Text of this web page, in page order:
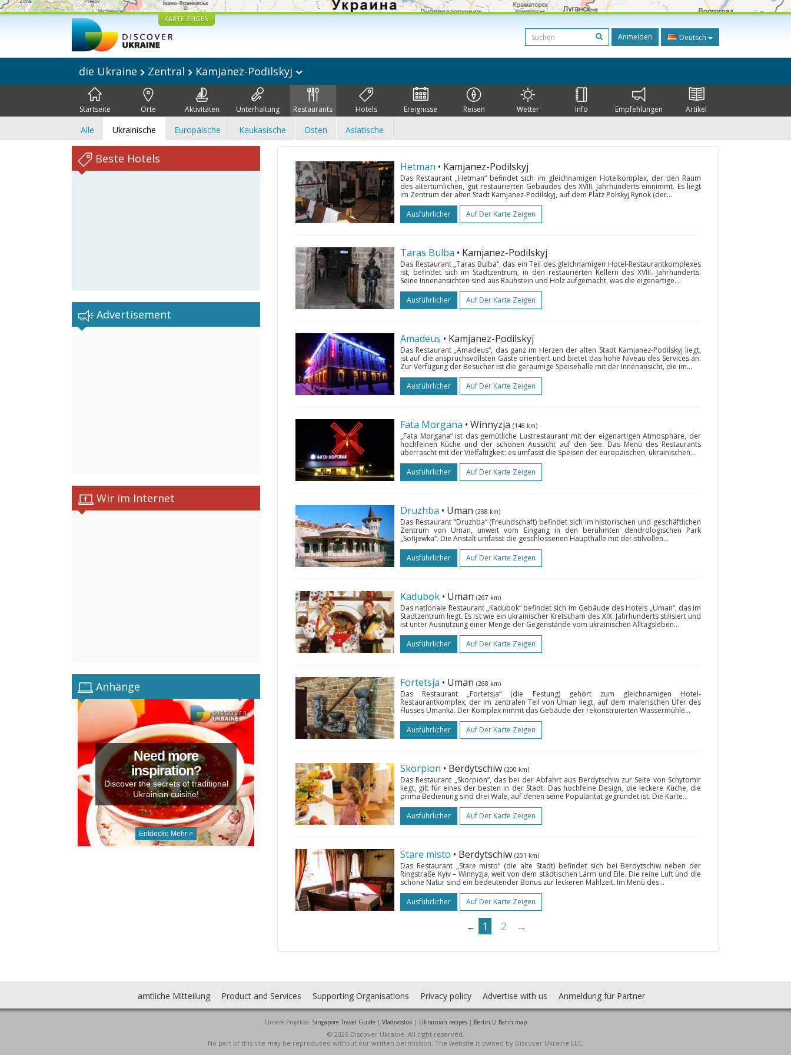
KARTE ZEIGEN
Anmelden Deutsch
die Ukraine Zentral Kamjanez-Podilskyj
Startseite Orte Aktivitäten Unterhaltung Restaurants Hotels Ereignisse Reisen Wetter Info Empfehlungen Artikel
Alle Ukrainische Europäische Kaukasische Osten Asiatische
Beste Hotels
Advertisement
Wir im Internet
Anhänge
Need more
inspiration?
Discover the secrets of traditional
Ukrainian cuisine!
Entdecke Mehr >
Hetman • Kamjanez-Podilskyj
Das Restaurant „Hetman“ befindet sich im gleichnamigen Hotelkomplex, der den Raum
des altertümlichen, gut restaurierten Gebäudes des XVIII. Jahrhunderts einnimmt. Es liegt
im Zentrum der alten Stadt Kamjanez-Podilskyj, auf dem Platz Polskyj Rynok (der...
Ausführlicher
Auf Der Karte Zeigen
Taras Bulba • Kamjanez-Podilskyj
Das Restaurant „Taras Bulba“, das ein Teil des gleichnamigen Hotel-Restaurantkomplexes
ist, befindet sich im Stadtzentrum, in den restaurierten Kellern des XVIII. Jahrhunderts.
Seine Innenansichten sind aus Rauhstein und Holz aufgemacht, was die eigenartige...
Ausführlicher
Auf Der Karte Zeigen
Amadeus • Kamjanez-Podilskyj
Das Restaurant „Amadeus“, das ganz im Herzen der alten Stadt Kamjanez-Podilskyj liegt,
ist auf die anspruchsvollsten Gäste orientiert und bietet das hohe Niveau des Services an.
Zur Verfügung der Besucher ist die geräumige Speisehalle mit der Innenansicht, die im...
Ausführlicher
Auf Der Karte Zeigen
Fata Morgana • Winnyzja (146 km)
„Fata Morgana“ ist das gemütliche Lustrestaurant mit der eigenartigen Atmosphäre, der
hochfeinen Küche und der schönen Aussicht auf den See. Das Menü des Restaurants
überrascht mit der Vielfältigkeit: es umfasst die Speisen der europäischen, ukrainischen...
Ausführlicher
Auf Der Karte Zeigen
Druzhba • Uman (268 km)
Das Restaurant “Druzhba“ (Freundschaft) befindet sich im historischen und geschäftlichen
Zentrum von Uman, unweit vom Eingang in den berühmten dendrologischen Park
„Sofijewka“. Die Anstalt umfasst die geschlossenen Haupthalle mit der stilvollen...
Ausführlicher
Auf Der Karte Zeigen
Kadubok • Uman (267 km)
Das nationale Restaurant „Kadubok“ befindet sich im Gebäude des Hotels „Uman“, das im
Stadtzentrum liegt. Es ist wie ein ukrainischer Kretscham des XIX. Jahrhunderts stilisiert und
ist unter Ausnutzung einer Menge der Gegenstände vom ukrainischen Alltagsleben...
Ausführlicher
Auf Der Karte Zeigen
Fortetsja • Uman (268 km)
Das Restaurant „Fortetsja“ (die Festung) gehört zum gleichnamigen Hotel-
Restaurantkomplex, der im zentralen Teil von Uman liegt, auf dem malerischen Ufer des
Flusses Umanka. Der Komplex nimmt das Gebäude der rekonstruierten Wassermühle...
Ausführlicher
Auf Der Karte Zeigen
Skorpion • Berdytschiw (200 km)
Das Restaurant „Skorpion“, das bei der Abfahrt aus Berdytschiw zur Seite von Schytomir
liegt, gilt für eines der besten in der Stadt. Das hochfeine Design, die leckere Küche, die
prima Bedienung sind drei Wale, auf denen seine Popularität gegründet ist. Die Karte...
Ausführlicher
Auf Der Karte Zeigen
Stare misto • Berdytschiw (201 km)
Das Restaurant „Stare misto“ (die alte Stadt) befindet sich bei Berdytschiw neben der
Ringstraße Kyiv – Winnyzja, weit von dem städtischen Lärm und Eile. Die reine Luft und die
schöne Natur sind ein bedeutender Bonus zur leckeren Mahlzeit. Im Menü des...
Ausführlicher
Auf Der Karte Zeigen
← 1 2 →
amtliche Mitteilung Product and Services Supporting Organisations Privacy policy Advertise with us Anmeldung für Partner
Unsere Projekte: Singapore Travel Guide| Vladivostok | Ukrainian recipes| Berlin U-Bahn map
© 2026 Discover Ukraine. All right reserved.
No part of this site may be reproduced without our written permission. The website is owned by Discover Ukraine LLC.